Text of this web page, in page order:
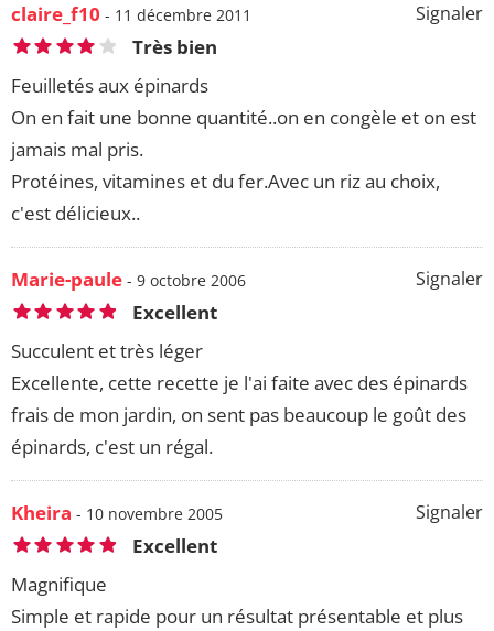
Signaler
claire_f10 - 11 décembre 2011
Très bien
Feuilletés aux épinards
On en fait une bonne quantité..on en congèle et on est
jamais mal pris.
Protéines, vitamines et du fer.Avec un riz au choix,
c'est délicieux..
Signaler
Marie-paule - 9 octobre 2006
Excellent
Succulent et très léger
Excellente, cette recette je l'ai faite avec des épinards
frais de mon jardin, on sent pas beaucoup le goût des
épinards, c'est un régal.
Signaler
Kheira - 10 novembre 2005
Excellent
Magnifique
Simple et rapide pour un résultat présentable et plus